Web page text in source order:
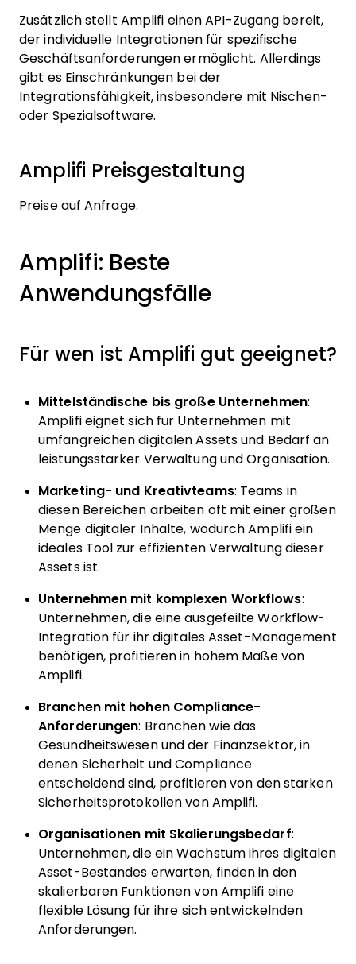
Zusätzlich stellt Amplifi einen API-Zugang bereit,
der individuelle Integrationen für spezifische
Geschäftsanforderungen ermöglicht. Allerdings
gibt es Einschränkungen bei der
Integrationsfähigkeit, insbesondere mit Nischen-
oder Spezialsoftware.
Amplifi Preisgestaltung
Preise auf Anfrage.
Amplifi: Beste
Anwendungsfälle
Für wen ist Amplifi gut geeignet?
Mittelständische bis große Unternehmen:
Amplifi eignet sich für Unternehmen mit
umfangreichen digitalen Assets und Bedarf an
leistungsstarker Verwaltung und Organisation.
Marketing- und Kreativteams: Teams in
diesen Bereichen arbeiten oft mit einer großen
Menge digitaler Inhalte, wodurch Amplifi ein
ideales Tool zur effizienten Verwaltung dieser
Assets ist.
Unternehmen mit komplexen Workflows:
Unternehmen, die eine ausgefeilte Workflow-
Integration für ihr digitales Asset-Management
benötigen, profitieren in hohem Maße von
Amplifi.
Branchen mit hohen Compliance-
Anforderungen: Branchen wie das
Gesundheitswesen und der Finanzsektor, in
denen Sicherheit und Compliance
entscheidend sind, profitieren von den starken
Sicherheitsprotokollen von Amplifi.
Organisationen mit Skalierungsbedarf:
Unternehmen, die ein Wachstum ihres digitalen
Asset-Bestandes erwarten, finden in den
skalierbaren Funktionen von Amplifi eine
flexible Lösung für ihre sich entwickelnden
Anforderungen.